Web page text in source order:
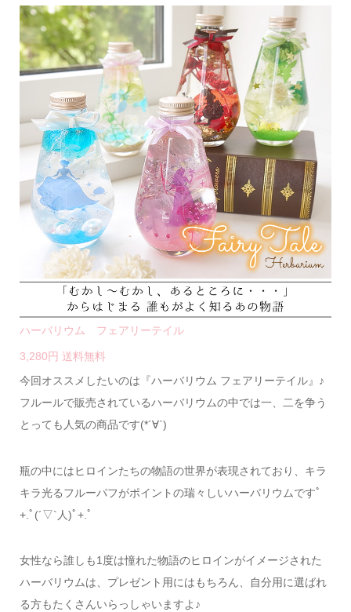
ハーバリウム フェアリーテイル
3,280円 送料無料
今回オススメしたいのは『ハーバリウム フェアリーテイル』♪
フルールで販売されているハーバリウムの中では一、二を争う
とっても人気の商品です(*´∀`)
瓶の中にはヒロインたちの物語の世界が表現されており、キラ
キラ光るフルーパフがポイントの瑞々しいハーバリウムですﾟ
+.ﾟ(´▽`人)ﾟ+.ﾟ
女性なら誰しも1度は憧れた物語のヒロインがイメージされた
ハーバリウムは、プレゼント用にはもちろん、自分用に選ばれ
る方もたくさんいらっしゃいますよ♪